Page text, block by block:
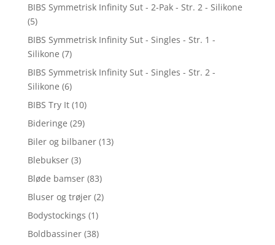
BIBS Symmetrisk Infinity Sut - 2-Pak - Str. 2 - Silikone
(5)
BIBS Symmetrisk Infinity Sut - Singles - Str. 1 -
Silikone (7)
BIBS Symmetrisk Infinity Sut - Singles - Str. 2 -
Silikone (6)
BIBS Try It (10)
Bideringe (29)
Biler og bilbaner (13)
Blebukser (3)
Bløde bamser (83)
Bluser og trøjer (2)
Bodystockings (1)
Boldbassiner (38)